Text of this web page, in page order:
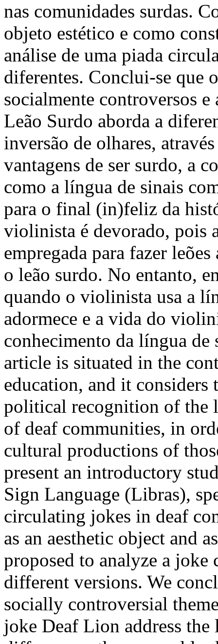
nas comunidades surdas.
objeto estético e como
análise de uma piada
diferentes. Conclui-se que
socialmente controversos e
Leão Surdo aborda a
inversão de olhares,
vantagens de ser surdo, a
como a língua de sinais
para o final (in)feliz da
violinista é devorado, pois
empregada para fazer
o leão surdo. No entanto,
quando o violinista usa a
adormece e a vida do
conhecimento da língua
article is situated in the
education, and it
political recognition of the
of deaf communities, in
cultural productions of
present an introductory
Sign Language (Libras),
circulating jokes in deaf
as an aesthetic object and
proposed to analyze a
different versions. We
socially controversial
joke Deaf Lion address